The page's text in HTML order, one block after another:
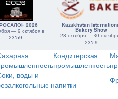
2026
— 9 октября в
23:59
Kazakhstan
Bakery Show
28 октября — 30
23:59
Кондитерская
промышленность
воды и
напитки